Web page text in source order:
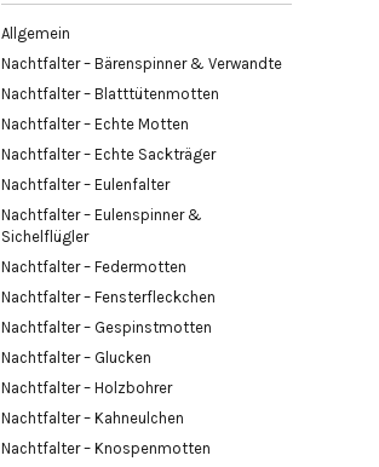
Allgemein
Nachtfalter – Bärenspinner & Verwandte
Nachtfalter – Blatttütenmotten
Nachtfalter – Echte Motten
Nachtfalter – Echte Sackträger
Nachtfalter – Eulenfalter
Nachtfalter – Eulenspinner &
Sichelflügler
Nachtfalter – Federmotten
Nachtfalter – Fensterfleckchen
Nachtfalter – Gespinstmotten
Nachtfalter – Glucken
Nachtfalter – Holzbohrer
Nachtfalter – Kahneulchen
Nachtfalter – Knospenmotten